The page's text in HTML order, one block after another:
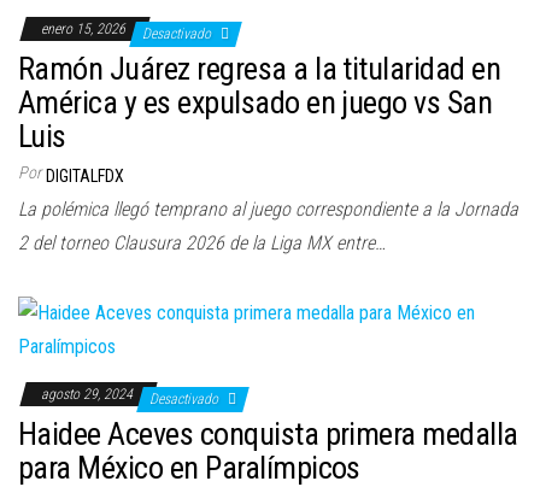
enero 15, 2026 Desactivado
Ramón Juárez regresa a la titularidad en
América y es expulsado en juego vs San
Luis
Por DIGITALFDX
La polémica llegó temprano al juego correspondiente a la Jornada
2 del torneo Clausura 2026 de la Liga MX entre…
agosto 29, 2024 Desactivado
Haidee Aceves conquista primera medalla
para México en Paralímpicos